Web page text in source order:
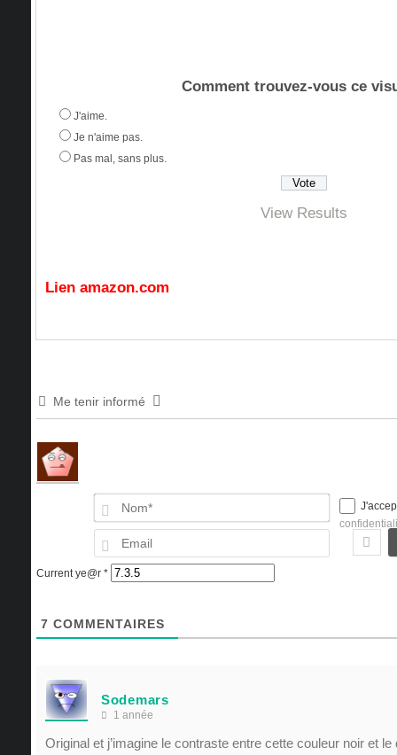
Comment trouvez-vous ce
J'aime.
Je n'aime pas.
Pas mal, sans plus.
View Results
Lien amazon.com
Me tenir informé
Nom*
Current ye@r *
7 COMMENTAIRES
Sodemars
1 année
Original et j’imagine le contraste entre cette couleur noir et